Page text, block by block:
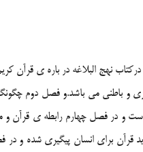
و باطنی می باشد.و فصل دوم
و در فصل چهارم رابطه ی قرآن
برای انسان پیگیری شده و در